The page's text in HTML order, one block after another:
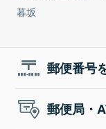
暮坂
郵便番号
郵便局・